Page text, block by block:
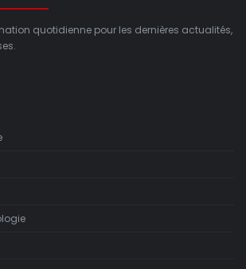
quotidienne pour les dernières actualités,